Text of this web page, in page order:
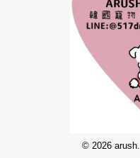
© 2026 arush.